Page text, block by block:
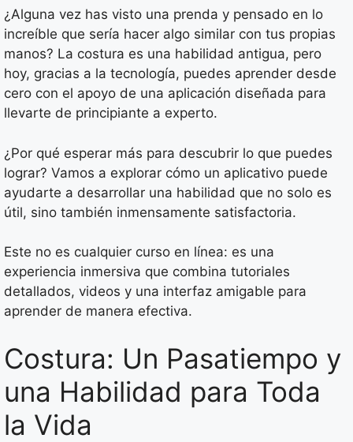
¿Alguna vez has visto una prenda y pensado en lo
increíble que sería hacer algo similar con tus propias
manos? La costura es una habilidad antigua, pero
hoy, gracias a la tecnología, puedes aprender desde
cero con el apoyo de una aplicación diseñada para
llevarte de principiante a experto.
¿Por qué esperar más para descubrir lo que puedes
lograr? Vamos a explorar cómo un aplicativo puede
ayudarte a desarrollar una habilidad que no solo es
útil, sino también inmensamente satisfactoria.
Este no es cualquier curso en línea: es una
experiencia inmersiva que combina tutoriales
detallados, videos y una interfaz amigable para
aprender de manera efectiva.
Costura: Un Pasatiempo y
una Habilidad para Toda
la Vida